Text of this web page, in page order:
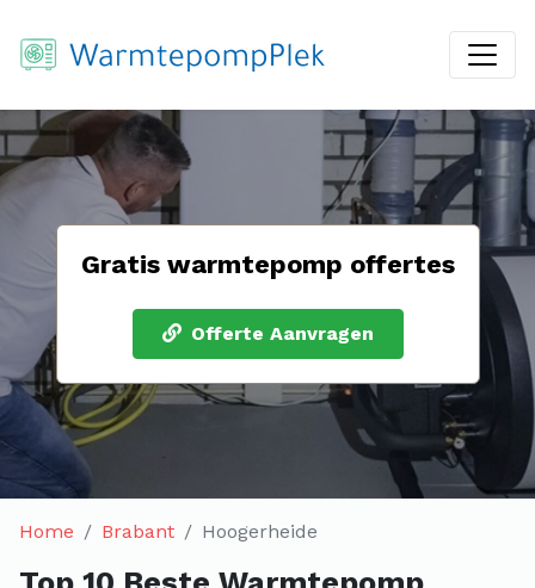
Gratis warmtepomp offertes
Offerte Aanvragen
Home Brabant Hoogerheide